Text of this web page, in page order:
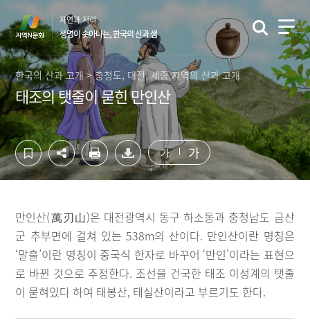
텐
츠
영
역
바
로
가
기
단
영
역
바
로
가
기
자연과 지리
생명이 솟아나는, 한국의 산과 샘
한국의 산과 고개 > 충청도, 대전, 세종 지역의 산과 고개
태조의 탯줄이 묻힌 만인산
가 가
만인산(萬刃山)은 대전광역시 동구 하소동과 충청남도 금산
군 추부면에 걸쳐 있는 538m의 산이다. 만인산이란 명칭은
‘말흘’이란 명칭이 중국식 한자로 바꾸어 ‘만인’이라는 표현으
로 바뀐 것으로 추정한다. 조선을 건국한 태조 이성계의 탯줄
이 묻혀있다 하여 태봉산, 태실산이라고 부르기도 한다.